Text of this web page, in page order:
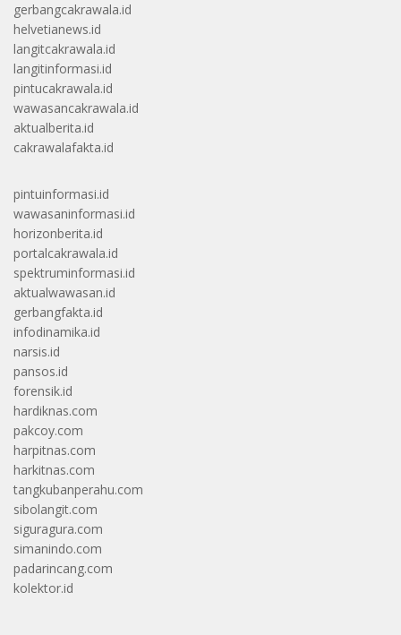
gerbangcakrawala.id
helvetianews.id
langitcakrawala.id
langitinformasi.id
pintucakrawala.id
wawasancakrawala.id
aktualberita.id
cakrawalafakta.id
pintuinformasi.id
wawasaninformasi.id
horizonberita.id
portalcakrawala.id
spektruminformasi.id
aktualwawasan.id
gerbangfakta.id
infodinamika.id
narsis.id
pansos.id
forensik.id
hardiknas.com
pakcoy.com
harpitnas.com
harkitnas.com
tangkubanperahu.com
sibolangit.com
siguragura.com
simanindo.com
padarincang.com
kolektor.id